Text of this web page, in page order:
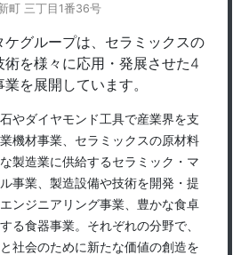
町 三丁目1番36号
ケグループは、セラミックスの
術を様々に応用・発展させた4
を展開しています。
やダイヤモンド工具で産業界を支
機材事業、セラミックスの原材料
製造業に供給するセラミック・マ
事業、製造設備や技術を開発・提
ンジニアリング事業、豊かな食卓
る食器事業。それぞれの分野で、
社会のために新たな価値の創造を